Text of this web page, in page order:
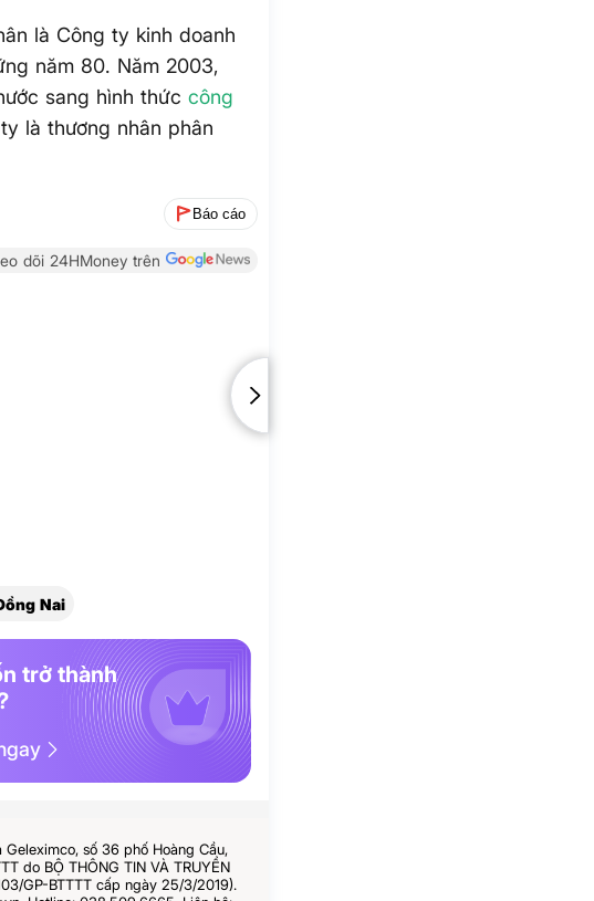
là Công ty kinh doanh
năm 80. Năm 2003,
sang hình thứccông
là thương nhân phân
Báo cáo
dõi 24HMoney trên
Nai
trở thành
số 36 phố Hoàng Cầu,
do BỘ THÔNG TIN VÀ TRUYỀN
GP-BTTTT cấp ngày 25/3/2019).